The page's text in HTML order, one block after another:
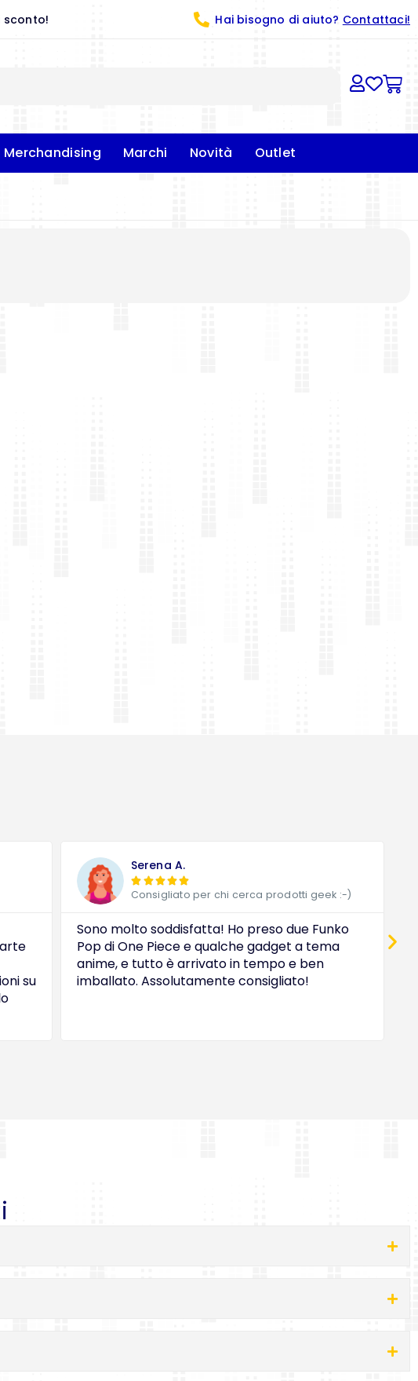
sconto! Hai bisogno di aiuto? Contattaci!
Merchandising Marchi Novità Outlet
su
Serena A.
 
Consigliato per chi cerca prodotti geek :-)
Sono molto soddisfatta! Ho preso due Funko
Pop di One Piece e qualche gadget a tema
anime, e tutto è arrivato in tempo e ben
imballato. Assolutamente consigliato!